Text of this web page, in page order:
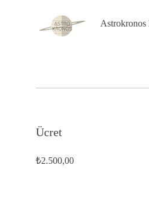
Astrokronos
Ücret
₺2.500,00